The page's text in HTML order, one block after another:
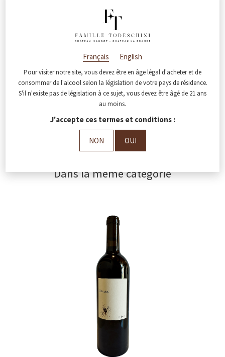
Distique 13 2020
Distique 14 2021
Distique 15 2022
Distique 16 2023
« Ce cru est un fort parti-pris humain. Il évoluera
ainsi selon notre expérience, nos envies, nos
Dans la même catégorie
Français English
Pour visiter notre site, vous devez être en âge légal d'acheter et de
consommer de l'alcool selon la législation de votre pays de résidence.
S'il n'existe pas de législation à ce sujet, vous devez être âgé de 21 ans
au moins.
J'accepte ces termes et conditions :
NON OUI